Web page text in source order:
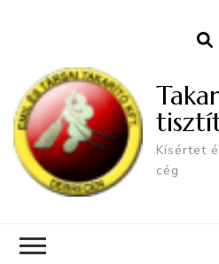
Kísértet
cég